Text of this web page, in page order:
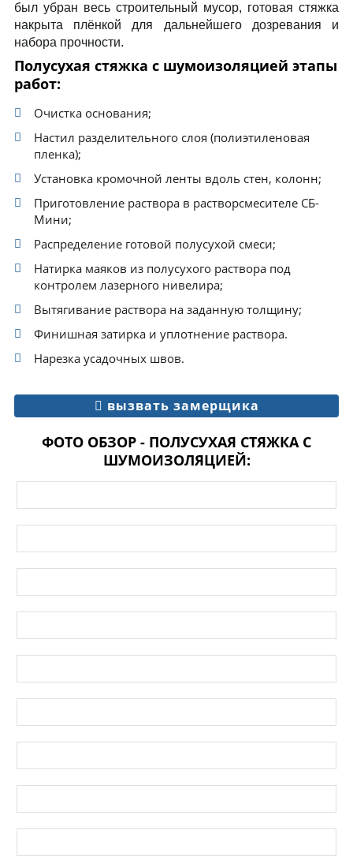
был убран весь строительный мусор, готовая стяжка
накрыта плёнкой для дальнейшего дозревания и
набора прочности.
Полусухая стяжка с шумоизоляцией этапы
работ:
Очистка основания;
Настил разделительного слоя (полиэтиленовая
пленка);
Установка кромочной ленты вдоль стен, колонн;
Приготовление раствора в растворсмесителе СБ-
Мини;
Распределение готовой полусухой смеси;
Натирка маяков из полусухого раствора под
контролем лазерного нивелира;
Вытягивание раствора на заданную толщину;
Финишная затирка и уплотнение раствора.
Нарезка усадочных швов.
вызвать замерщика
ФОТО ОБЗОР - ПОЛУСУХАЯ СТЯЖКА С
ШУМОИЗОЛЯЦИЕЙ: